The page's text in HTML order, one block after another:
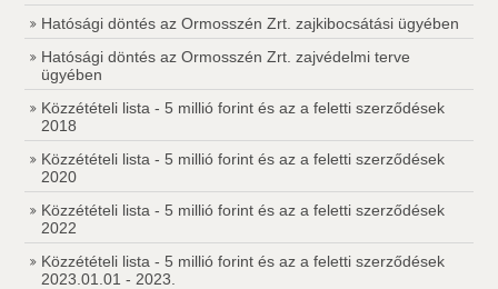
Hatósági döntés az Ormosszén Zrt. zajkibocsátási ügyében
Hatósági döntés az Ormosszén Zrt. zajvédelmi terve
ügyében
Közzétételi lista - 5 millió forint és az a feletti szerződések
2018
Közzétételi lista - 5 millió forint és az a feletti szerződések
2020
Közzétételi lista - 5 millió forint és az a feletti szerződések
2022
Közzétételi lista - 5 millió forint és az a feletti szerződések
2023.01.01 - 2023.